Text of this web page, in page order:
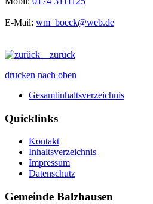
E-Mail: wm_boeck@web.de
zurück
drucken nach oben
Gesamtinhaltsverzeichnis
Quicklinks
Kontakt
Inhaltsverzeichnis
Impressum
Datenschutz
Gemeinde Balzhausen